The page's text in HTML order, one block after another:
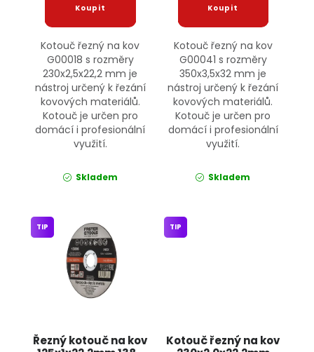
Kotouč řezný na kov
G00018 s rozměry
230x2,5x22,2 mm je
nástroj určený k řezání
kovových materiálů.
Kotouč je určen pro
domácí i profesionální
využití.
Skladem
Kotouč řezný na kov
G00041 s rozměry
350x3,5x32 mm je
nástroj určený k řezání
kovových materiálů.
Kotouč je určen pro
domácí i profesionální
využití.
Skladem
Řezný kotouč na kov
TIP
Kotouč řezný na kov
TIP